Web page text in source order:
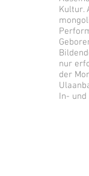
Kultur.
nur
der
In- und